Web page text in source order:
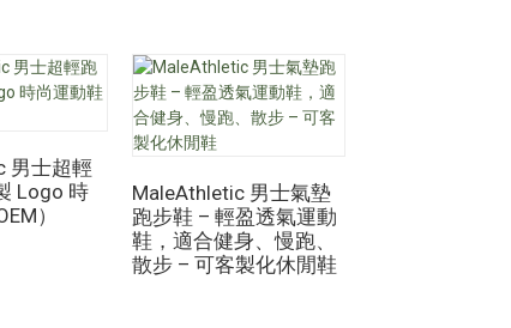
男士超輕
Logo 時
）
MaleAthletic 男士氣墊
跑步鞋 – 輕盈透氣運動
鞋，適合健身、慢跑、
散步 – 可客製化休閒鞋